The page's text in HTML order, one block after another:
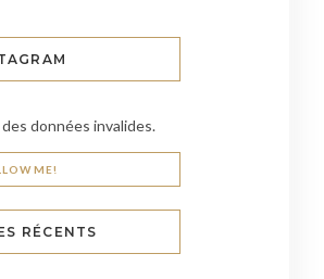
données invalides.
ME!
RÉCENTS